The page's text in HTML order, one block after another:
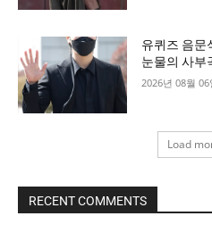
유퀴즈 음문
눈물의 사부
2026년 08월 06
Load
RECENT COMMENTS